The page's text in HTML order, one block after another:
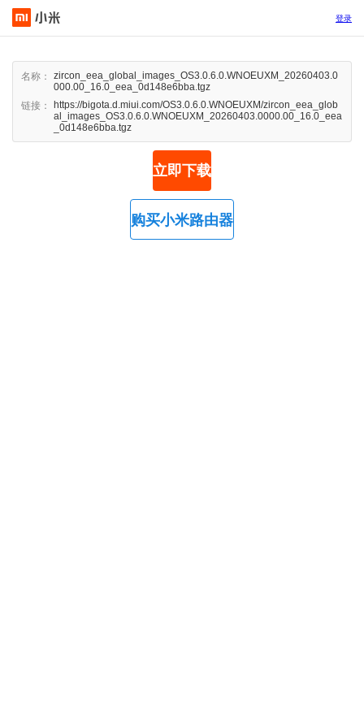
登录
名称：
zircon_eea_global_images_OS3.0.6.0.WNOEUXM_20260403.0
000.00_16.0_eea_0d148e6bba.tgz
链接：
https://bigota.d.miui.com/OS3.0.6.0.WNOEUXM/zircon_eea_glob
al_images_OS3.0.6.0.WNOEUXM_20260403.0000.00_16.0_eea
_0d148e6bba.tgz
立即下载
购买小米路由器